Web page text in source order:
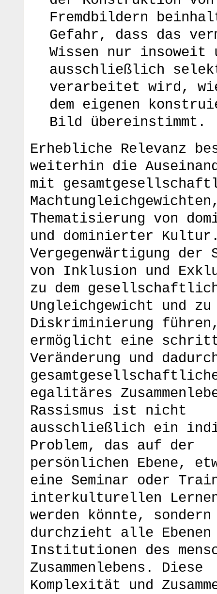
Fremdbildern
Gefahr, dass das
Wissen nur insoweit
ausschließlich
verarbeitet wird,
dem eigenen
Bild übereinstimmt.
Erhebliche Relevanz
weiterhin die
mit
Thematisierung von
und dominierter
Vergegenwärtigung der
von Inklusion und
zu dem
Ungleichgewicht und zu
Diskriminierung
ermöglicht eine
Veränderung und
egalitäres
Rassismus ist nicht
ausschließlich ein
Problem, das auf der
persönlichen Ebene,
eine Seminar oder
interkulturellen
werden könnte, sondern
durchzieht alle Ebenen
Institutionen des
Zusammenlebens. Diese
Komplexität und